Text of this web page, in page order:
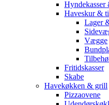
Hyndekasser
Haveskur &
Lager
Vægge
Fritidskasser
Skabe
Havekøkken & grill
Pizzaovene